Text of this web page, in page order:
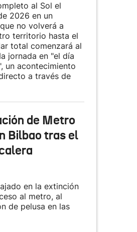
al Sol el
2026 en un
no volverá a
territorio hasta el
total comenzará al
jornada en "el día
un acontecimiento
a través de
de Metro
Bilbao tras el
en la extinción
al metro, al
de pelusa en las